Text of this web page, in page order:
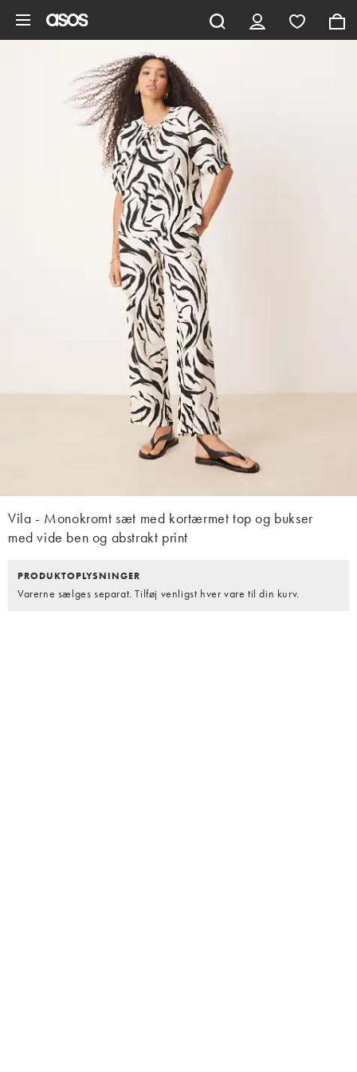
Vila - Monokromt sæt med kortærmet top og bukser
med vide ben og abstrakt print
PRODUKTOPLYSNINGER
Varerne sælges separat. Tilføj venligst hver vare til din kurv.